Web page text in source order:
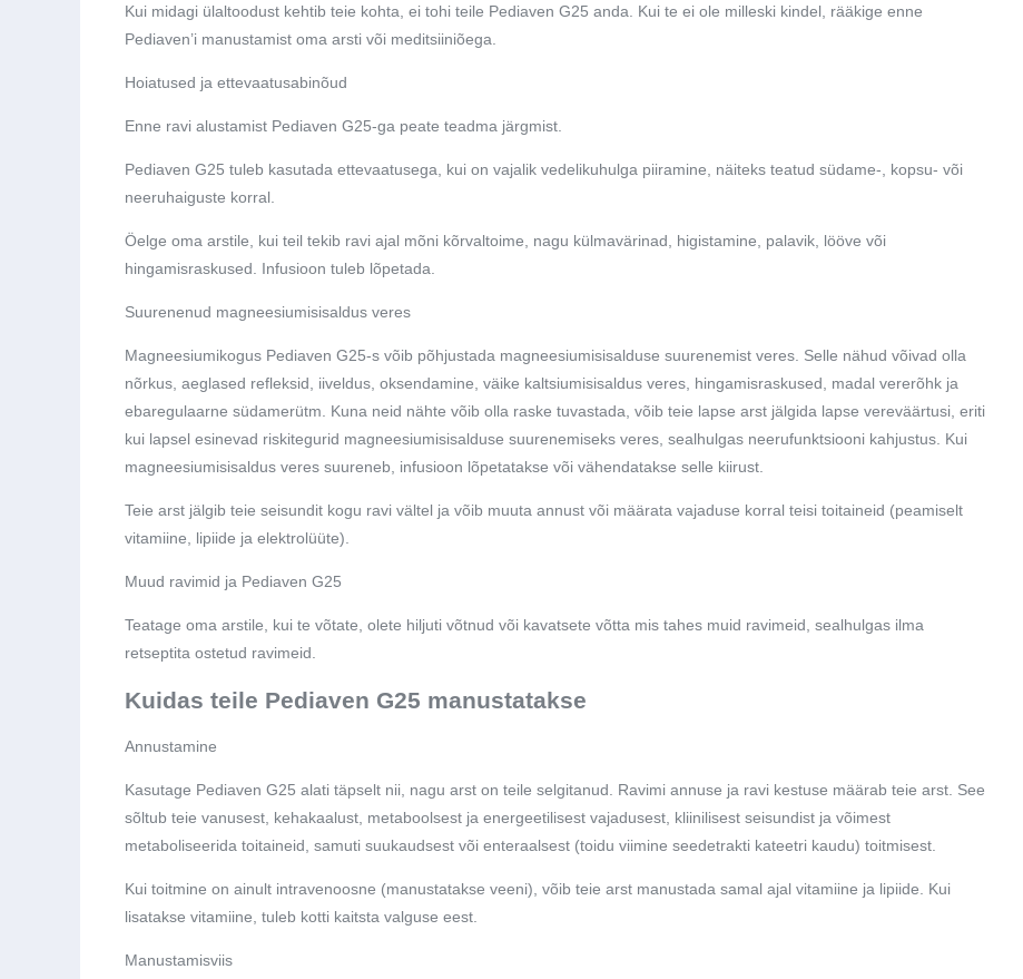
Kui midagi ülaltoodust kehtib teie kohta, ei tohi teile Pediaven G25 anda. Kui te ei ole milleski kindel, rääkige enne
Pediaven’i manustamist oma arsti või meditsiiniõega.
Hoiatused ja ettevaatusabinõud
Enne ravi alustamist Pediaven G25-ga peate teadma järgmist.
Pediaven G25 tuleb kasutada ettevaatusega, kui on vajalik vedelikuhulga piiramine, näiteks teatud südame-, kopsu- või
neeruhaiguste korral.
Öelge oma arstile, kui teil tekib ravi ajal mõni kõrvaltoime, nagu külmavärinad, higistamine, palavik, lööve või
hingamisraskused. Infusioon tuleb lõpetada.
Suurenenud magneesiumisisaldus veres
Magneesiumikogus Pediaven G25-s võib põhjustada magneesiumisisalduse suurenemist veres. Selle nähud võivad olla
nõrkus, aeglased refleksid, iiveldus, oksendamine, väike kaltsiumisisaldus veres, hingamisraskused, madal vererõhk ja
ebaregulaarne südamerütm. Kuna neid nähte võib olla raske tuvastada, võib teie lapse arst jälgida lapse vereväärtusi, eriti
kui lapsel esinevad riskitegurid magneesiumisisalduse suurenemiseks veres, sealhulgas neerufunktsiooni kahjustus. Kui
magneesiumisisaldus veres suureneb, infusioon lõpetatakse või vähendatakse selle kiirust.
Teie arst jälgib teie seisundit kogu ravi vältel ja võib muuta annust või määrata vajaduse korral teisi toitaineid (peamiselt
vitamiine, lipiide ja elektrolüüte).
Muud ravimid ja Pediaven G25
Teatage oma arstile, kui te võtate, olete hiljuti võtnud või kavatsete võtta mis tahes muid ravimeid, sealhulgas ilma
retseptita ostetud ravimeid.
Kuidas teile Pediaven G25 manustatakse
Annustamine
Kasutage Pediaven G25 alati täpselt nii, nagu arst on teile selgitanud. Ravimi annuse ja ravi kestuse määrab teie arst. See
sõltub teie vanusest, kehakaalust, metaboolsest ja energeetilisest vajadusest, kliinilisest seisundist ja võimest
metaboliseerida toitaineid, samuti suukaudsest või enteraalsest (toidu viimine seedetrakti kateetri kaudu) toitmisest.
Kui toitmine on ainult intravenoosne (manustatakse veeni), võib teie arst manustada samal ajal vitamiine ja lipiide. Kui
lisatakse vitamiine, tuleb kotti kaitsta valguse eest.
Manustamisviis